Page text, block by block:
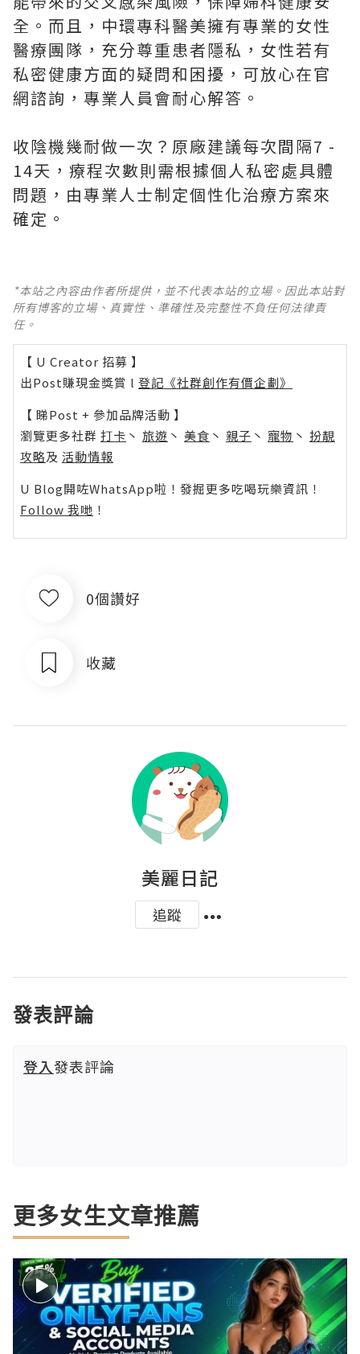
全。而且，中環專科醫美擁有專業的女性
醫療團隊，充分尊重患者隱私，女性若有
私密健康方面的疑問和困擾，可放心在官
網諮詢，專業人員會耐心解答。
收陰機幾耐做一次？原廠建議每次間隔7 -
14天，療程次數則需根據個人私密處具體
問題，由專業人士制定個性化治療方案來
確定。
*本站之內容由作者所提供，並不代表本站的立場。因此本站對
所有博客的立場、真實性、準確性及完整性不負任何法律責
任。
【 U Creator 招募 】
出Post賺現金獎賞 l 登記《社群創作有價企劃》
【 睇Post + 參加品牌活動 】
瀏覽更多社群 打卡 丶 旅遊 丶 美食 丶 親子 丶 寵物 丶 扮靚
攻略及 活動情報
U Blog開咗WhatsApp啦！發掘更多吃喝玩樂資訊！
Follow 我哋 ！
0個讚好
收藏
美麗日記
追蹤
發表評論
登入發表評論
更多女生文章推薦